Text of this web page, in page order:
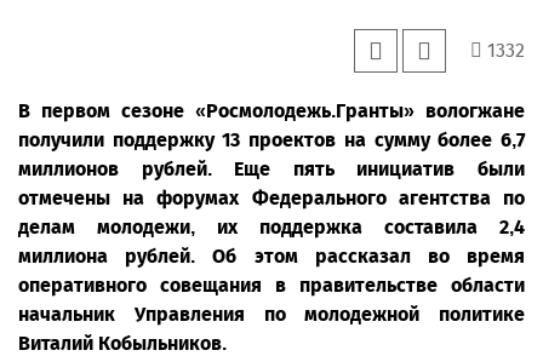
1332
В первом сезоне «Росмолодежь.Гранты» вологжане
получили поддержку 13 проектов на сумму более 6,7
миллионов рублей. Еще пять инициатив были
отмечены на форумах Федерального агентства по
делам молодежи, их поддержка составила 2,4
миллиона рублей. Об этом рассказал во время
оперативного совещания в правительстве области
начальник Управления по молодежной политике
Виталий Кобыльников.